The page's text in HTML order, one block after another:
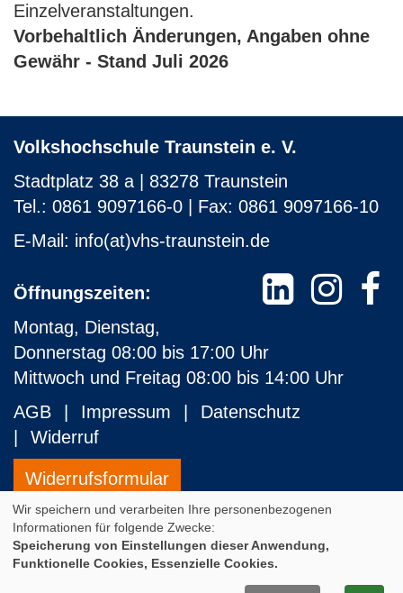
Einzelveranstaltungen.
Vorbehaltlich Änderungen, Angaben ohne
Gewähr - Stand Juli 2026
Volkshochschule Traunstein e. V.
Stadtplatz 38 a | 83278 Traunstein
Tel.: 0861 9097166-0 | Fax: 0861 9097166-10
E-Mail: info(at)vhs-traunstein.de
Öffnungszeiten:
Montag, Dienstag,
Donnerstag 08:00 bis 17:00 Uhr
Mittwoch und Freitag 08:00 bis 14:00 Uhr
AGB
Impressum
Datenschutz
Widerruf
Widerrufsformular
Cookie Einstellungen
Wir speichern und verarbeiten Ihre personenbezogenen
Informationen für folgende Zwecke:
Speicherung von Einstellungen dieser Anwendung,
Funktionelle Cookies, Essenzielle Cookies.